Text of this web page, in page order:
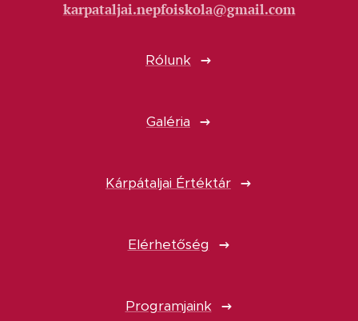
karpataljai.nepfoiskola@gmail.com
Rólunk
Galéria
Kárpátaljai Értéktár
Elérhetőség
Programjaink